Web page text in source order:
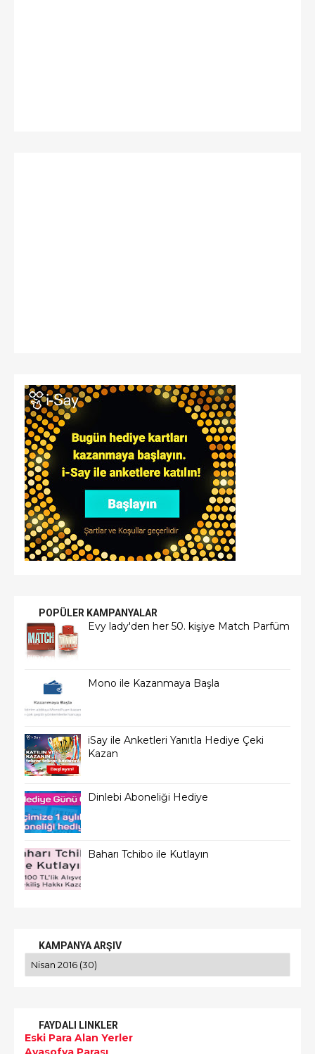
POPÜLER KAMPANYALAR
Evy lady'den her 50. kişiye Match Parfüm
Mono ile Kazanmaya Başla
iSay ile Anketleri Yanıtla Hediye Çeki
Kazan
Dinlebi Aboneliği Hediye
Baharı Tchibo ile Kutlayın
KAMPANYA ARŞIV
FAYDALI LINKLER
Eski Para Alan Yerler